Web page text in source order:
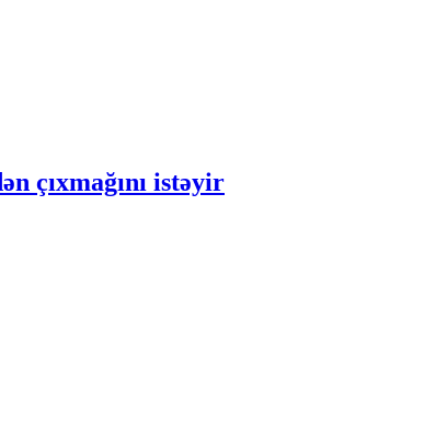
çıxmağını istəyir